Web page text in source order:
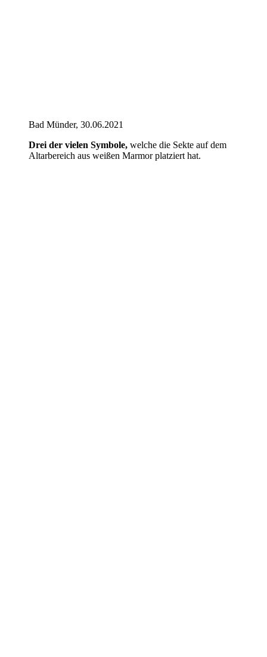
Bad Münder, 30.06.2021
Drei der vielen Symbole, welche die Sekte auf dem
Altarbereich aus weißen Marmor platziert hat.